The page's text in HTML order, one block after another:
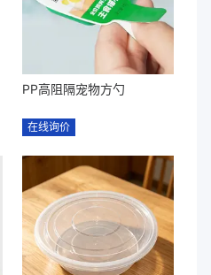
PP高阻隔宠物方勺
在线询价